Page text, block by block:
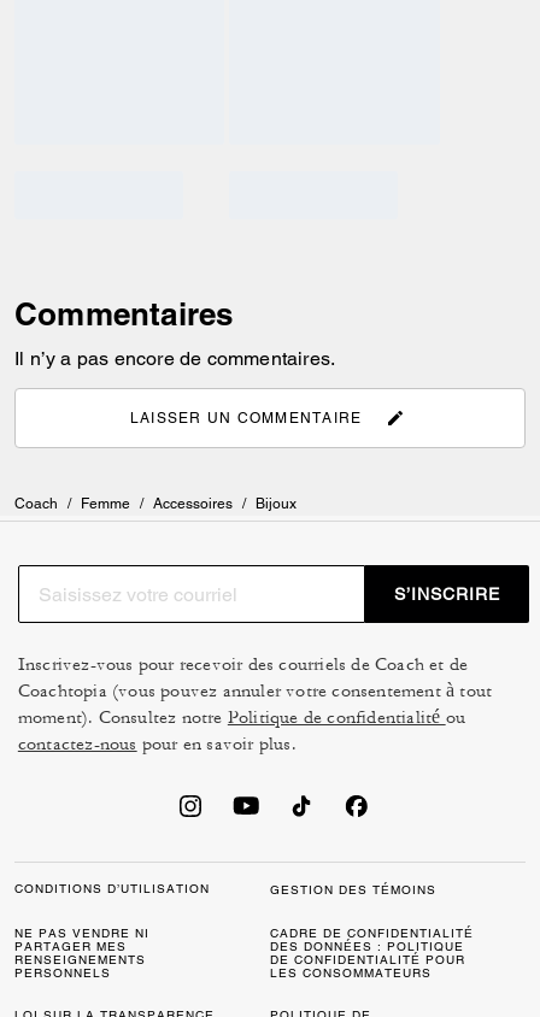
Commentaires
Il n’y a pas encore de commentaires.
LAISSER UN COMMENTAIRE
Coach / Femme / Accessoires / Bijoux
S’INSCRIRE
Inscrivez-vous pour recevoir des courriels de Coach et de
Coachtopia (vous pouvez annuler votre consentement à tout
moment). Consultez notre Politique de confidentialité ou
contactez-nous pour en savoir plus.
CONDITIONS D’UTILISATION GESTION DES TÉMOINS
NE PAS VENDRE NI
PARTAGER MES
RENSEIGNEMENTS
PERSONNELS
CADRE DE CONFIDENTIALITÉ
DES DONNÉES : POLITIQUE
DE CONFIDENTIALITÉ POUR
LES CONSOMMATEURS